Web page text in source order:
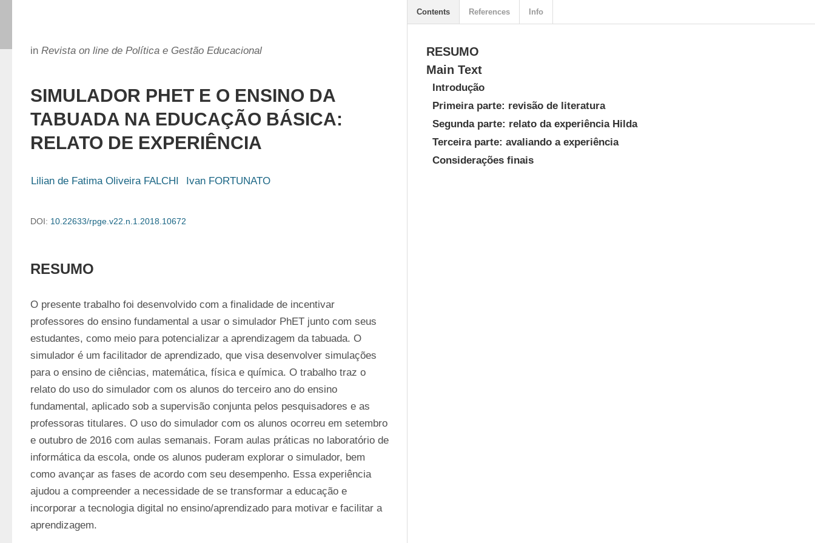
in Revista on line de Política e Gestão Educacional
SIMULADOR PHET E O ENSINO DA
TABUADA NA EDUCAÇÃO BÁSICA:
RELATO DE EXPERIÊNCIA
Lilian de Fatima Oliveira FALCHI Ivan FORTUNATO
DOI: 10.22633/rpge.v22.n.1.2018.10672
RESUMO
O presente trabalho foi desenvolvido com a finalidade de incentivar
professores do ensino fundamental a usar o simulador PhET junto com seus
estudantes, como meio para potencializar a aprendizagem da tabuada. O
simulador é um facilitador de aprendizado, que visa desenvolver simulações
para o ensino de ciências, matemática, física e química. O trabalho traz o
relato do uso do simulador com os alunos do terceiro ano do ensino
fundamental, aplicado sob a supervisão conjunta pelos pesquisadores e as
professoras titulares. O uso do simulador com os alunos ocorreu em setembro
e outubro de 2016 com aulas semanais. Foram aulas práticas no laboratório de
informática da escola, onde os alunos puderam explorar o simulador, bem
como avançar as fases de acordo com seu desempenho. Essa experiência
ajudou a compreender a necessidade de se transformar a educação e
incorporar a tecnologia digital no ensino/aprendizado para motivar e facilitar a
aprendizagem.
RESUMO
Main Text
Introdução
Primeira parte: revisão de literatura
Segunda parte: relato da experiência Hilda
Terceira parte: avaliando a experiência
Considerações finais
Contents References Info